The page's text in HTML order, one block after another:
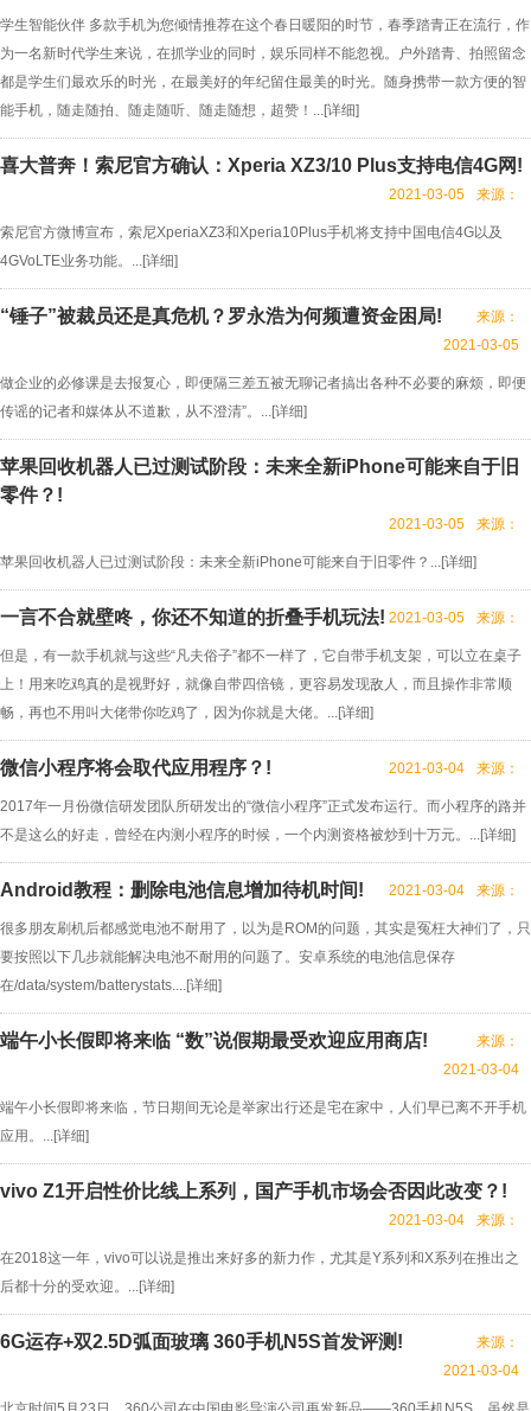
学生智能伙伴 多款手机为您倾情推荐在这个春日暖阳的时节，春季踏青正在流行，作
为一名新时代学生来说，在抓学业的同时，娱乐同样不能忽视。户外踏青、拍照留念
都是学生们最欢乐的时光，在最美好的年纪留住最美的时光。随身携带一款方便的智
能手机，随走随拍、随走随听、随走随想，超赞！...[详细]
喜大普奔！索尼官方确认：Xperia XZ3/10 Plus支持电信4G网!
来源：
2021-03-05
索尼官方微博宣布，索尼XperiaXZ3和Xperia10Plus手机将支持中国电信4G以及
4GVoLTE业务功能。...[详细]
“锤子”被裁员还是真危机？罗永浩为何频遭资金困局!
来源：
2021-03-05
做企业的必修课是去报复心，即便隔三差五被无聊记者搞出各种不必要的麻烦，即便
传谣的记者和媒体从不道歉，从不澄清”。...[详细]
苹果回收机器人已过测试阶段：未来全新iPhone可能来自于旧
零件？!
来源：
2021-03-05
苹果回收机器人已过测试阶段：未来全新iPhone可能来自于旧零件？...[详细]
一言不合就壁咚，你还不知道的折叠手机玩法! 来源：
2021-03-05
但是，有一款手机就与这些“凡夫俗子”都不一样了，它自带手机支架，可以立在桌子
上！用来吃鸡真的是视野好，就像自带四倍镜，更容易发现敌人，而且操作非常顺
畅，再也不用叫大佬带你吃鸡了，因为你就是大佬。...[详细]
微信小程序将会取代应用程序？! 来源：
2021-03-04
2017年一月份微信研发团队所研发出的“微信小程序”正式发布运行。而小程序的路并
不是这么的好走，曾经在内测小程序的时候，一个内测资格被炒到十万元。...[详细]
Android教程：删除电池信息增加待机时间! 来源：
2021-03-04
很多朋友刷机后都感觉电池不耐用了，以为是ROM的问题，其实是冤枉大神们了，只
要按照以下几步就能解决电池不耐用的问题了。安卓系统的电池信息保存
在/data/system/batterystats....[详细]
端午小长假即将来临 “数”说假期最受欢迎应用商店!
来源：
2021-03-04
端午小长假即将来临，节日期间无论是举家出行还是宅在家中，人们早已离不开手机
应用。...[详细]
vivo Z1开启性价比线上系列，国产手机市场会否因此改变？!
来源：
2021-03-04
在2018这一年，vivo可以说是推出来好多的新力作，尤其是Y系列和X系列在推出之
后都十分的受欢迎。...[详细]
6G运存+双2.5D弧面玻璃 360手机N5S首发评测!
来源：
2021-03-04